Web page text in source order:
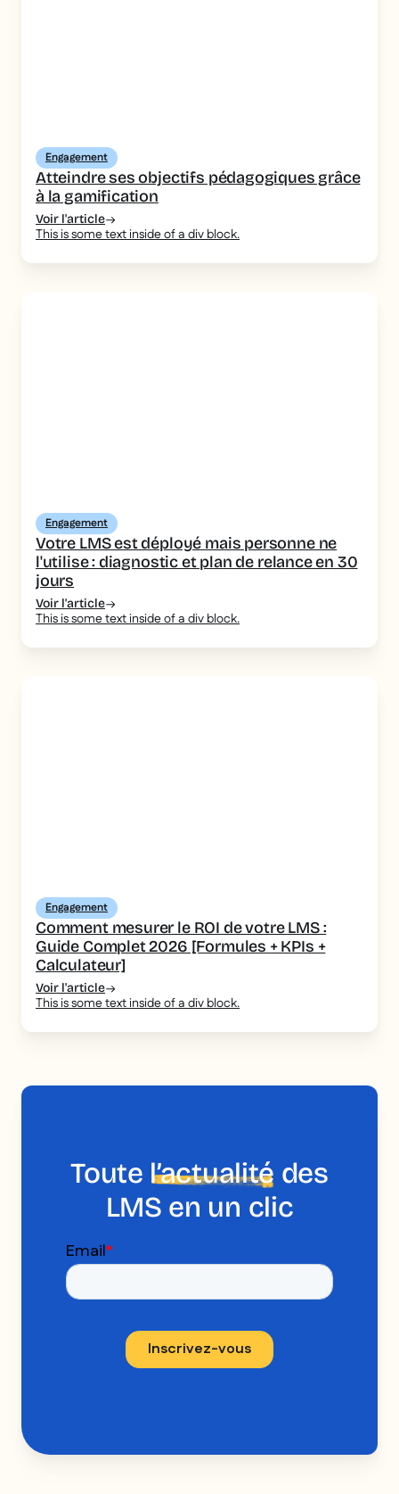
Engagement
Atteindre ses objectifs pédagogiques grâce
à la gamification
Voir l'article
This is some text inside of a div block.
Engagement
Votre LMS est déployé mais personne ne
l'utilise : diagnostic et plan de relance en 30
jours
Voir l'article
This is some text inside of a div block.
Engagement
Comment mesurer le ROI de votre LMS :
Guide Complet 2026 [Formules + KPIs +
Calculateur]
Voir l'article
This is some text inside of a div block.
Toute l’actualité des
LMS en un clic